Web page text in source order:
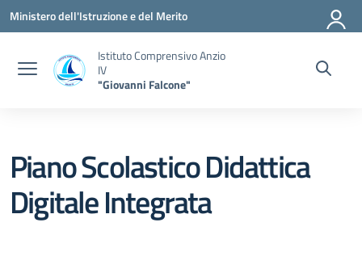
Vai ai contenuti
Vai al menu di navigazione
Vai al footer
Ministero dell'Istruzione e del Merito
Istituto Comprensivo Anzio
IV
"Giovanni Falcone"
Piano Scolastico Didattica
Digitale Integrata